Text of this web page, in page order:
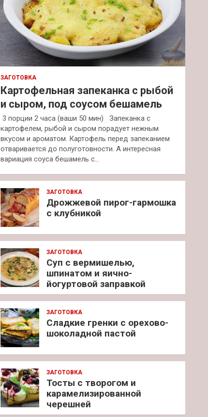
ЗАГОТОВКА
Картофельная запеканка с рыбой
и сыром, под соусом бешамель
3 порции 2 часа (ваши 50 мин) Запеканка с
картофелем, рыбой и сыром порадует нежным
вкусом и ароматом. Картофель перед запеканием
отваривается до полуготовности. А интересная
вариация соуса бешамель с…
ЗАГОТОВКА
Дрожжевой пирог-гармошка
с клубникой
ЗАГОТОВКА
Суп с вермишелью,
шпинатом и яично-
йогуртовой заправкой
ЗАГОТОВКА
Сладкие гренки с орехово-
шоколадной пастой
ЗАГОТОВКА
Тосты с творогом и
карамелизированной
черешней